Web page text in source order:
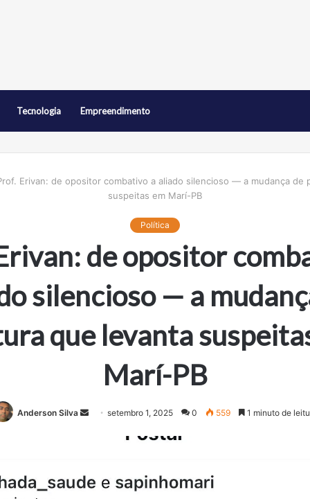
Tecnologia Empreendimento
Erivan: de opositor combativo a aliado silencioso — a mudança de
suspeitas em Marí-PB
Política
de opositor
silencioso — a
que levanta
Marí-PB
Anderson Silva
e
setembro 1, 2025 0 559 1 minuto de